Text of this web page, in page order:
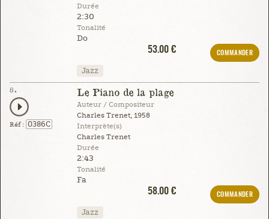
Durée
2:30
Tonalité
Do
53.00 €
COMMANDER
Jazz
8.
Réf : 0386C
Le Piano de la plage
Auteur / Compositeur
Charles Trenet, 1958
Interprète(s)
Charles Trenet
Durée
2:43
Tonalité
Fa
58.00 €
COMMANDER
Jazz